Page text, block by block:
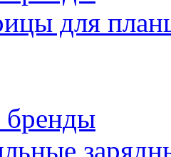
для
бренды